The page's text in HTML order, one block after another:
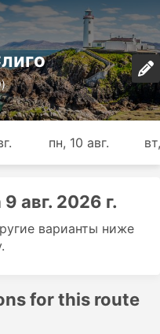
пн, 10 авг.
авг. 2026 г.
варианты ниже
for this route